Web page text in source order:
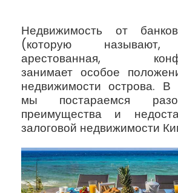
Недвижимость от
(которую называют,
арестованная,
занимает особое
недвижимости острова. В
мы постараемся
преимущества и
залоговой недвижимости